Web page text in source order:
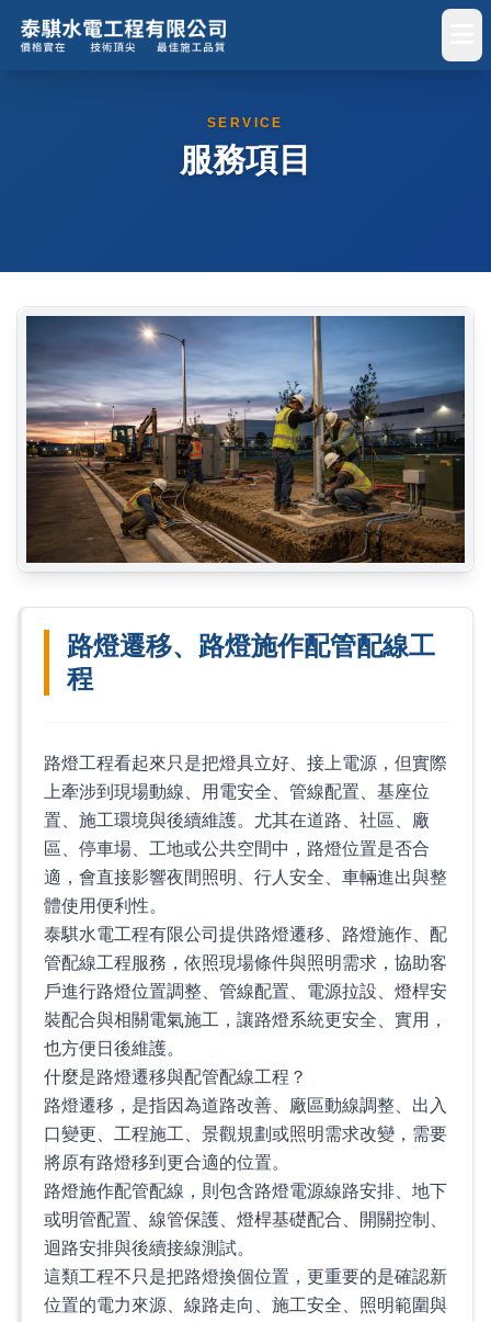
SERVICE
服務項目
路燈遷移、路燈施作配管配線工
程
路燈工程看起來只是把燈具立好、接上電源，但實際
上牽涉到現場動線、用電安全、管線配置、基座位
置、施工環境與後續維護。尤其在道路、社區、廠
區、停車場、工地或公共空間中，路燈位置是否合
適，會直接影響夜間照明、行人安全、車輛進出與整
體使用便利性。
泰騏水電工程有限公司提供路燈遷移、路燈施作、配
管配線工程服務，依照現場條件與照明需求，協助客
戶進行路燈位置調整、管線配置、電源拉設、燈桿安
裝配合與相關電氣施工，讓路燈系統更安全、實用，
也方便日後維護。
什麼是路燈遷移與配管配線工程？
路燈遷移，是指因為道路改善、廠區動線調整、出入
口變更、工程施工、景觀規劃或照明需求改變，需要
將原有路燈移到更合適的位置。
路燈施作配管配線，則包含路燈電源線路安排、地下
或明管配置、線管保護、燈桿基礎配合、開關控制、
迴路安排與後續接線測試。
這類工程不只是把路燈換個位置，更重要的是確認新
位置的電力來源、線路走向、施工安全、照明範圍與